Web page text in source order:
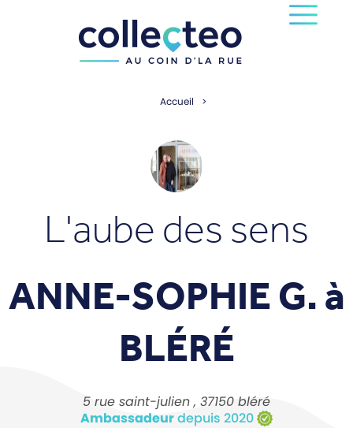
Accueil
L'aube des sens
ANNE-SOPHIE G. à
BLÉRÉ
5 rue saint-julien , 37150 bléré
Ambassadeurdepuis 2020